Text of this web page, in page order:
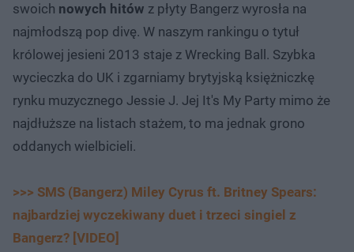
swoich nowych hitów z płyty Bangerz wyrosła na
najmłodszą pop divę. W naszym rankingu o tytuł
królowej jesieni 2013 staje z Wrecking Ball. Szybka
wycieczka do UK i zgarniamy brytyjską księżniczkę
rynku muzycznego Jessie J. Jej It's My Party mimo że
najdłuższe na listach stażem, to ma jednak grono
oddanych wielbicieli.
>>> SMS (Bangerz) Miley Cyrus ft. Britney Spears:
najbardziej wyczekiwany duet i trzeci singiel z
Bangerz? [VIDEO]